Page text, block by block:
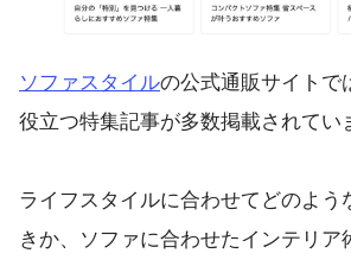
ソファスタイルの公式通販サイトで
役立つ特集記事が多数掲載されてい
ライフスタイルに合わせてどのよう
きか、ソファに合わせたインテリア